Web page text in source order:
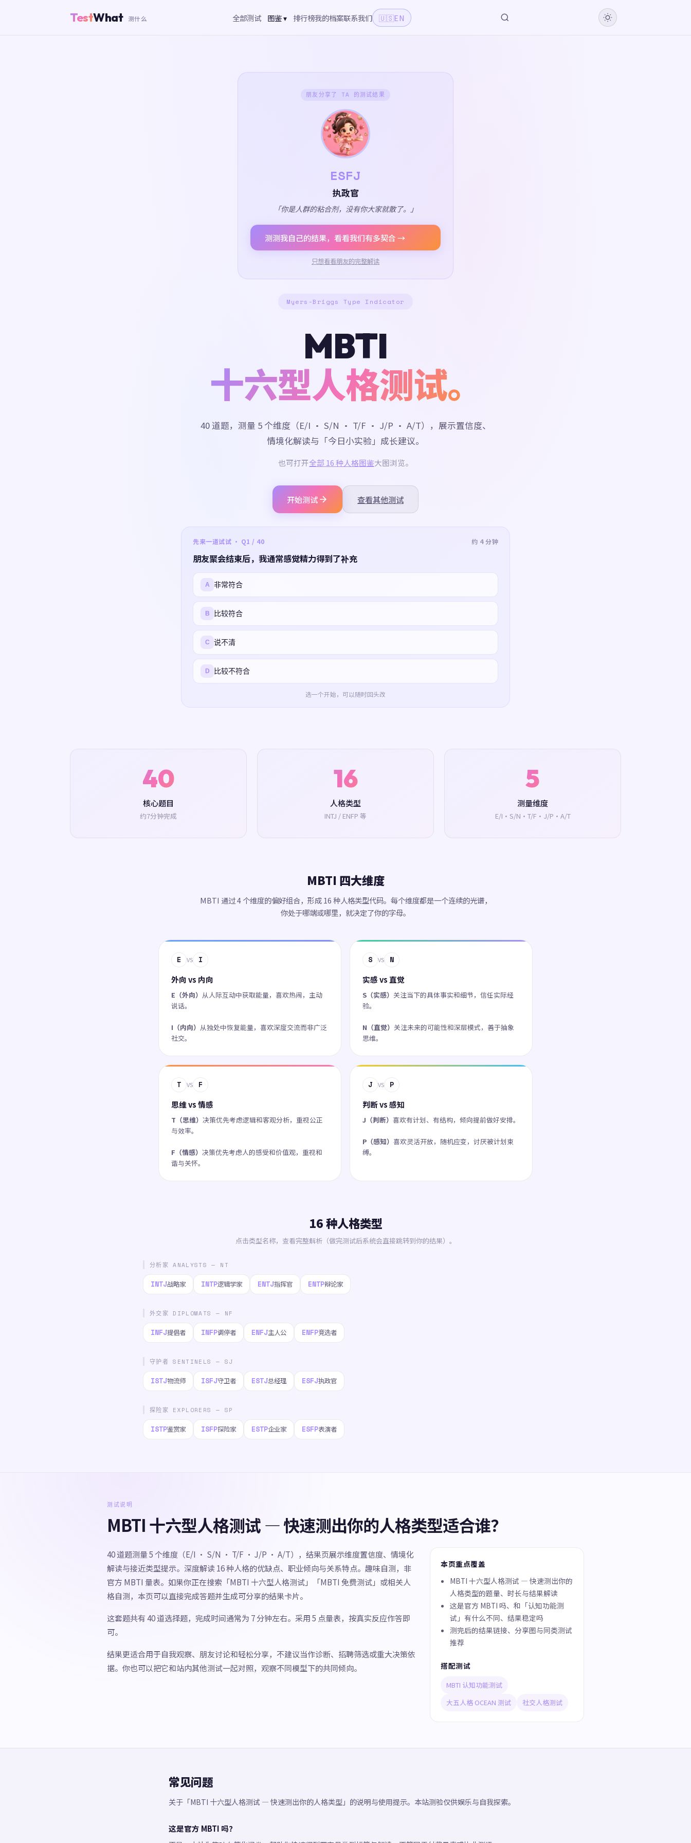
TestWhat 测什么 全部测试 图鉴 ▾ 排行榜我的档案联系我们 🇺🇸EN
朋友分享了 TA 的测试结果
ESFJ
执政官
「你是人群的粘合剂，没有你大家就散了。」
测测我自己的结果，看看我们有多契合 →
只想看看朋友的完整解读
Myers-Briggs Type Indicator
MBTI
十六型人格测试。
40 道题，测量 5 个维度（E/I · S/N · T/F · J/P · A/T），展示置信度、
情境化解读与「今日小实验」成长建议。
也可打开全部 16 种人格图鉴大图浏览。
开始测试 查看其他测试
先来一道试试 · Q1 / 40 约 4 分钟
朋友聚会结束后，我通常感觉精力得到了补充
A 非常符合
B 比较符合
C 说不清
D 比较不符合
选一个开始，可以随时回头改
40
核心题目
约7分钟完成
16
人格类型
INTJ / ENFP 等
5
测量维度
E/I·S/N·T/F·J/P·A/T
MBTI 四大维度
MBTI 通过 4 个维度的偏好组合，形成 16 种人格类型代码。每个维度都是一个连续的光谱，
你处于哪端或哪里，就决定了你的字母。
E VS I
外向 vs 内向
E（外向） 从人际互动中获取能量，喜欢热闹，主动
说话。
I（内向） 从独处中恢复能量，喜欢深度交流而非广泛
社交。
S VS N
实感 vs 直觉
S（实感） 关注当下的具体事实和细节，信任实际经
验。
N（直觉） 关注未来的可能性和深层模式，善于抽象
思维。
T VS F
思维 vs 情感
T（思维） 决策优先考虑逻辑和客观分析，重视公正
与效率。
F（情感） 决策优先考虑人的感受和价值观，重视和
谐与关怀。
J VS P
判断 vs 感知
J（判断） 喜欢有计划、有结构，倾向提前做好安排。
P（感知） 喜欢灵活开放，随机应变，讨厌被计划束
缚。
16 种人格类型
点击类型名称，查看完整解析（做完测试后系统会直接跳转到你的结果）。
分析家 ANALYSTS — NT
INTJ战略家 INTP逻辑学家 ENTJ指挥官 ENTP辩论家
外交家 DIPLOMATS — NF
INFJ提倡者 INFP调停者 ENFJ主人公 ENFP竞选者
守护者 SENTINELS — SJ
ISTJ物流师 ISFJ守卫者 ESTJ总经理 ESFJ执政官
探险家 EXPLORERS — SP
ISTP鉴赏家 ISFP探险家 ESTP企业家 ESFP表演者
测试说明
MBTI 十六型人格测试 — 快速测出你的人格类型适合谁？
40 道题测量 5 个维度（E/I · S/N · T/F · J/P · A/T），结果页展示维度置信度、情境化
解读与接近类型提示。深度解读 16 种人格的优缺点、职业倾向与关系特点。趣味自测，非
官方 MBTI 量表。如果你正在搜索「MBTI 十六型人格测试」「MBTI 免费测试」或相关人
格自测，本页可以直接完成答题并生成可分享的结果卡片。
这套题共有 40 道选择题，完成时间通常为 7 分钟左右。采用 5 点量表，按真实反应作答即
可。
结果更适合用于自我观察、朋友讨论和轻松分享，不建议当作诊断、招聘筛选或重大决策依
据。你也可以把它和站内其他测试一起对照，观察不同模型下的共同倾向。
本页重点覆盖
MBTI 十六型人格测试 — 快速测出你的
人格类型的题量、时长与结果解读
这是官方 MBTI 吗、和「认知功能测
试」有什么不同、结果稳定吗
测完后的结果链接、分享图与同类测试
推荐
搭配测试
MBTI 认知功能测试
大五人格 OCEAN 测试
社交人格测试
常见问题
关于「MBTI 十六型人格测试 — 快速测出你的人格类型」的说明与使用提示。本站测验仅供娱乐与自我探索。
这是官方 MBTI 吗？